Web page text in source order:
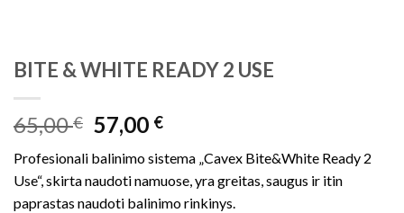
BITE & WHITE READY 2 USE
65,00€ Original
price
was:
65,00 €.
57,00 €Current
is:
57,00 €.
Profesionali balinimo sistema „Cavex Bite&White Ready 2
Use“, skirta naudoti namuose, yra greitas, saugus ir itin
paprastas naudoti balinimo rinkinys.